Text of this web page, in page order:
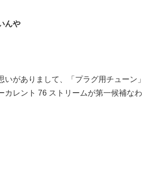
んや
いがありまして、「プラグ用チューン」
カレント 76 ストリームが第一候補なわ